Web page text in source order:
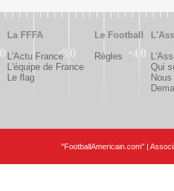
La FFFA
L'Actu France
L'équipe de France
Le flag
Le Football
Règles
Qui
"FootballAmericain.com" |